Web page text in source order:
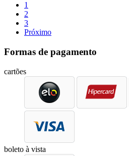
1
2
3
Próximo
Formas de pagamento
cartões
boleto à vista